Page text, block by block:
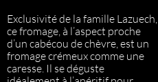
Exclusivité de la famille Lazuech,
ce fromage, à l’aspect proche
d’un cabécou de chèvre, est un
fromage crémeux comme une
caresse. Il se déguste